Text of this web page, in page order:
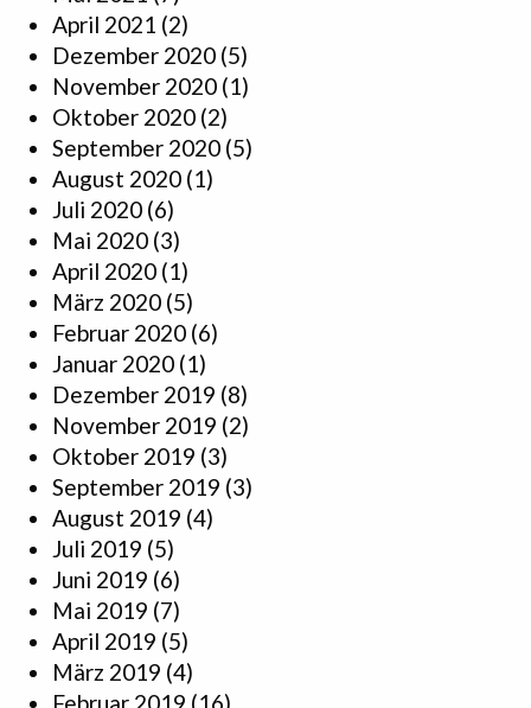
April 2021 (2)
Dezember 2020 (5)
November 2020 (1)
Oktober 2020 (2)
September 2020 (5)
August 2020 (1)
Juli 2020 (6)
Mai 2020 (3)
April 2020 (1)
März 2020 (5)
Februar 2020 (6)
Januar 2020 (1)
Dezember 2019 (8)
November 2019 (2)
Oktober 2019 (3)
September 2019 (3)
August 2019 (4)
Juli 2019 (5)
Juni 2019 (6)
Mai 2019 (7)
April 2019 (5)
März 2019 (4)
Februar 2019 (16)